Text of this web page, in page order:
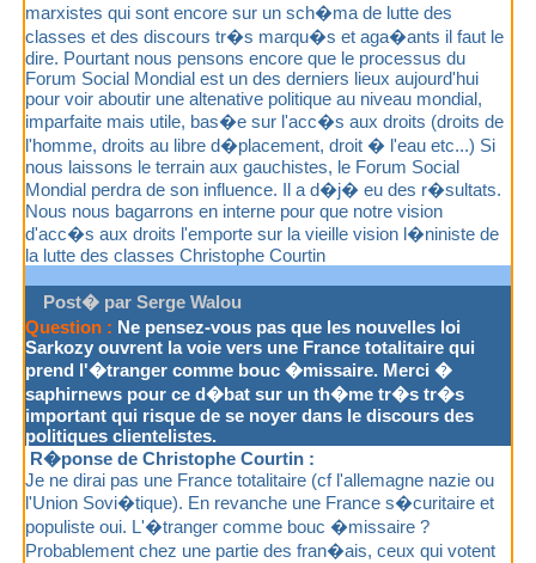
marxistes qui sont encore sur un sch�ma de lutte des
classes et des discours tr�s marqu�s et aga�ants il faut le
dire. Pourtant nous pensons encore que le processus du
Forum Social Mondial est un des derniers lieux aujourd'hui
pour voir aboutir une altenative politique au niveau mondial,
imparfaite mais utile, bas�e sur l'acc�s aux droits (droits de
l'homme, droits au libre d�placement, droit � l'eau etc...) Si
nous laissons le terrain aux gauchistes, le Forum Social
Mondial perdra de son influence. Il a d�j� eu des r�sultats.
Nous nous bagarrons en interne pour que notre vision
d'acc�s aux droits l'emporte sur la vieille vision l�niniste de
la lutte des classes Christophe Courtin
Post� par Serge Walou
Question : Ne pensez-vous pas que les nouvelles loi
Sarkozy ouvrent la voie vers une France totalitaire qui
prend l'�tranger comme bouc �missaire. Merci �
saphirnews pour ce d�bat sur un th�me tr�s tr�s
important qui risque de se noyer dans le discours des
politiques clientelistes.
R�ponse de Christophe Courtin :
Je ne dirai pas une France totalitaire (cf l'allemagne nazie ou
l'Union Sovi�tique). En revanche une France s�curitaire et
populiste oui. L'�tranger comme bouc �missaire ?
Probablement chez une partie des fran�ais, ceux qui votent